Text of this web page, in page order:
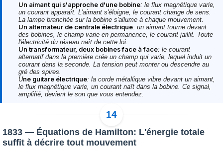
Un aimant qui s'approche d'une bobine: le flux magnétique varie,
un courant apparaît. L'aimant s'éloigne, le courant change de sens.
La lampe branchée sur la bobine s'allume à chaque mouvement.
Un alternateur de centrale électrique: un aimant tourne devant
des bobines, le champ varie en permanence, le courant jaillit. Toute
l'électricité du réseau naît de cette loi.
Un transformateur, deux bobines face à face: le courant
alternatif dans la première crée un champ qui varie, lequel induit un
courant dans la seconde. La tension peut monter ou descendre au
gré des spires.
Une guitare électrique: la corde métallique vibre devant un aimant,
le flux magnétique varie, un courant naît dans la bobine. Ce signal,
amplifié, devient le son que vous entendez.
1833 — Équations de Hamilton: L'énergie totale
suffit à décrire tout mouvement